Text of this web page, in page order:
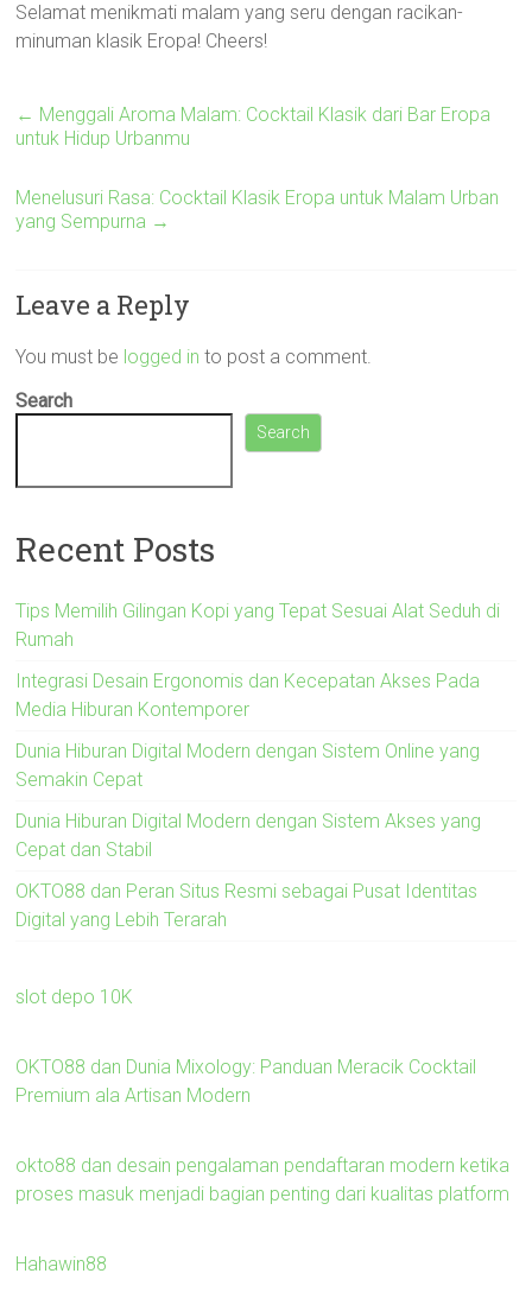
Selamat menikmati malam yang seru dengan racikan-
minuman klasik Eropa! Cheers!
← Menggali Aroma Malam: Cocktail Klasik dari Bar Eropa
untuk Hidup Urbanmu
Menelusuri Rasa: Cocktail Klasik Eropa untuk Malam Urban
yang Sempurna →
Leave a Reply
You must be logged in to post a comment.
Search
Search
Recent Posts
Tips Memilih Gilingan Kopi yang Tepat Sesuai Alat Seduh di
Rumah
Integrasi Desain Ergonomis dan Kecepatan Akses Pada
Media Hiburan Kontemporer
Dunia Hiburan Digital Modern dengan Sistem Online yang
Semakin Cepat
Dunia Hiburan Digital Modern dengan Sistem Akses yang
Cepat dan Stabil
OKTO88 dan Peran Situs Resmi sebagai Pusat Identitas
Digital yang Lebih Terarah
slot depo 10K
OKTO88 dan Dunia Mixology: Panduan Meracik Cocktail
Premium ala Artisan Modern
okto88 dan desain pengalaman pendaftaran modern ketika
proses masuk menjadi bagian penting dari kualitas platform
Hahawin88